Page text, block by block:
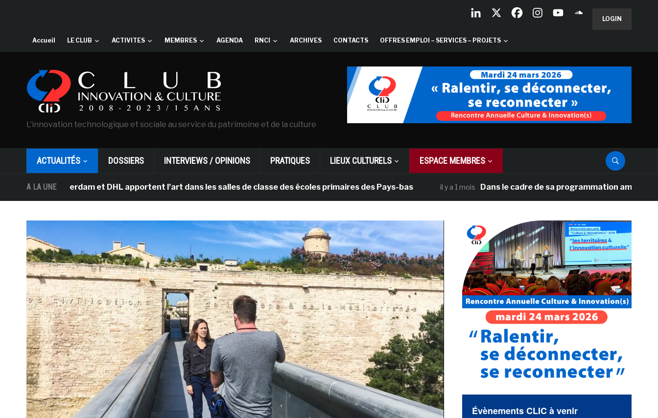
LOGIN
Accueil LE CLUB ACTIVITES MEMBRES AGENDA RNCI ARCHIVES CONTACTS OFFRES EMPLOI – SERVICES – PROJETS
L'innovation technologique et sociale au service du patrimoine et de la culture
ACTUALITÉS DOSSIERS INTERVIEWS / OPINIONS PRATIQUES LIEUX CULTURELS ESPACE MEMBRES
A LA UNE
d’Amsterdam et DHL apportent l’art dans les salles de classe des écoles primaires des Pays-bas il y a 1 mois Dans le cadre de sa programmation américaine,
Évènements CLIC à venir